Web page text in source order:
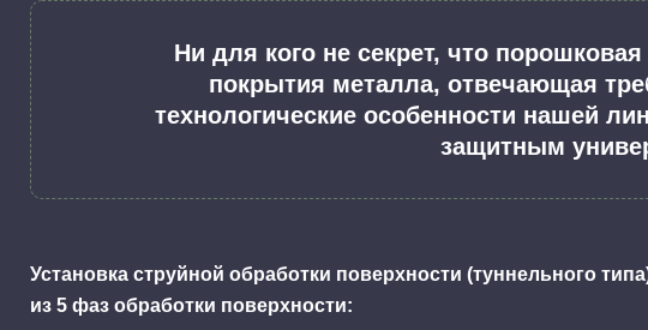
Ни для кого не секрет, что
покрытия металла, отвечающая
технологические особенности нашей
защитным
Установка струйной обработки поверхности (туннельного
из 5 фаз обработки поверхности: